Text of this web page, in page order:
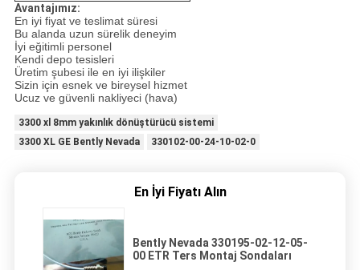
Avantajımız:
En iyi fiyat ve teslimat süresi
Bu alanda uzun sürelik deneyim
İyi eğitimli personel
Kendi depo tesisleri
Üretim şubesi ile en iyi ilişkiler
Sizin için esnek ve bireysel hizmet
Ucuz ve güvenli nakliyeci (hava)
3300 xl 8mm yakınlık dönüştürücü sistemi
3300 XL GE Bently Nevada
330102-00-24-10-02-0
En İyi Fiyatı Alın
Bently Nevada 330195-02-12-05-
00 ETR Ters Montaj Sondaları